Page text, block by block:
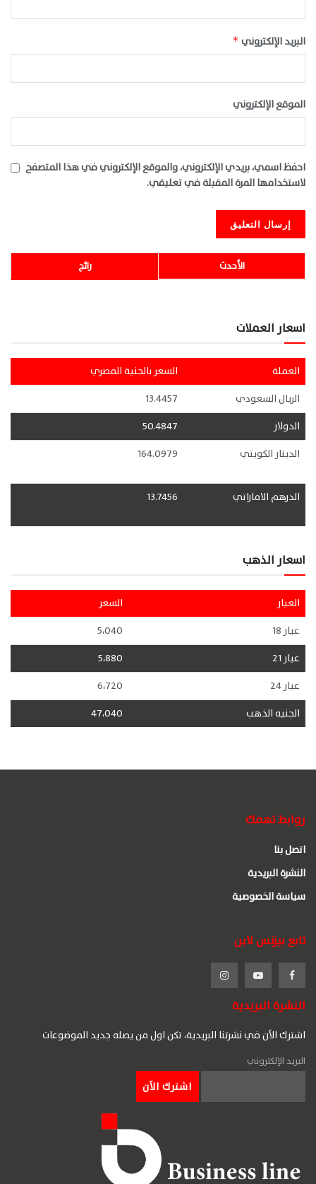
البريد الإلكتروني *
الموقع الإلكتروني
احفظ اسمي، بريدي الإلكتروني، والموقع الإلكتروني في هذا المتصفح
لاستخدامها المرة المقبلة في تعليقي.
رائج الأحدث
اسعار العملات
العملة
السعر بالجنية المصري
الريال السعودي
13.4457
الدولار
50.4847
الدينار الكويتي
164.0979
الدرهم الاماراتي 13.7456
اسعار الذهب
العيار
السعر
عيار 18
5،040
عيار 21
5،880
عيار 24
6،720
الجنيه الذهب
47،040
روابط تهمك
اتصل بنا
النشرة البريدية
سياسة الخصوصية
تابع بيزنس لاين
النشرة البريدية
اشترك الآن في نشرتنا البريدية، تكن اول من يصله جديد الموضوعات
البريد الإلكتروني